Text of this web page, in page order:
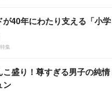
が40年にわたり支える「小学
集
こ盛り！尊すぎる男子の純情
ン